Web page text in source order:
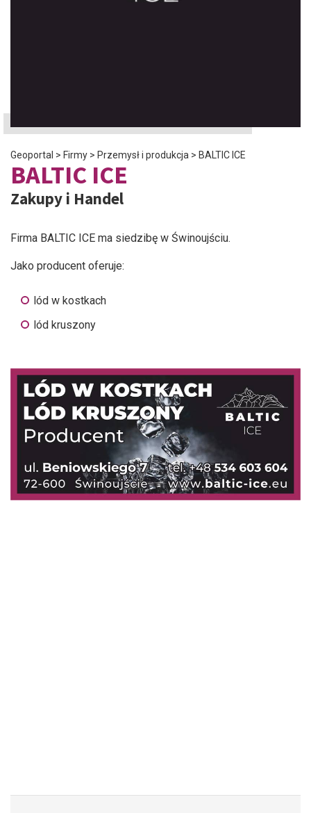
Geoportal > Firmy > Przemysł i produkcja > BALTIC ICE
BALTIC ICE
Zakupy i Handel
Firma BALTIC ICE ma siedzibę w Świnoujściu.
Jako producent oferuje:
lód w kostkach
lód kruszony